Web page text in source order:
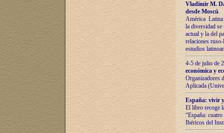
Vladímir М.
desde Moscú.
América Latina
la diversidad
actual у lа del
relaciones
estudios
4-5 de julio de
económica y
Organizadores
Aplicada
España: vivir
El libro recoge
“España:
Ibéricos del